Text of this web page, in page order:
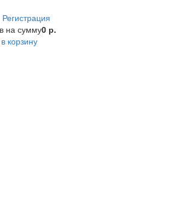
Регистрация
на сумму0 р.
корзину